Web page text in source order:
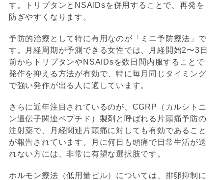
す。トリプタンとNSAIDsを併用することで、再発を
防ぎやすくなります。
予防的治療として特に有用なのが「ミニ予防療法」で
す。月経周期が予測できる女性では、月経開始2〜3日
前からトリプタンやNSAIDsを数日間内服することで
発作を抑える方法が有効で、特に毎月同じタイミング
で強い発作が出る人に適しています。
さらに近年注目されているのが、CGRP（カルシトニ
ン遺伝子関連ペプチド）製剤と呼ばれる片頭痛予防の
注射薬で、月経関連片頭痛に対しても有効であること
が報告されています。月に何日も頭痛で日常生活が送
れない方には、非常に有望な選択肢です。
ホルモン療法（低用量ピル）については、排卵抑制に